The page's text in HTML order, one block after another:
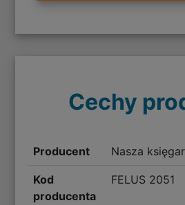
Cechy
Producent Nasza
Kod
producenta
FELUS 2051